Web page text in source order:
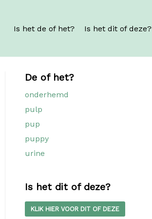
Is het de of het? Is het dit of deze?
De of het?
onderhemd
pulp
pup
puppy
urine
Is het dit of deze?
KLIK HIER VOOR DIT OF DEZE